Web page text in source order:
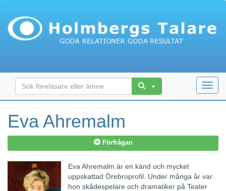
Eva Ahremalm
Förfrågan
Eva Ahremalm är en känd och mycket
uppskattad Örebroprofil. Under många år var
hon skådespelare och dramatiker på Teater